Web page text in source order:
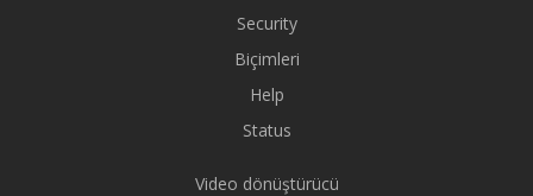
Security
Biçimleri
Help
Status
Video dönüştürücü